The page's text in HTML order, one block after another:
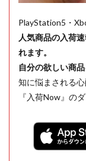
PlayStation5・
人気商品の入荷
れます。
自分の欲しい商
知に悩まされる心
『入荷Now』の